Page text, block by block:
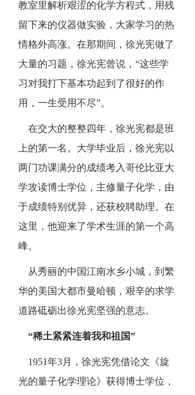
教室里解析艰涩的化学方程式，用残
留下来的仪器做实验，大家学习的热
情格外高涨。在那期间，徐光宪做了
大量的习题，徐光宪曾说，“这些学
习对我打下基本功起到了很好的作
用，一生受用不尽”。
在交大的整整四年，徐光宪都是班
上的第一名。大学毕业后，徐光宪以
两门功课满分的成绩考入哥伦比亚大
学攻读博士学位，主修量子化学，由
于成绩特别优异，还获校聘助理。在
这里，他迎来了学术生涯的第一个高
峰。
从秀丽的中国江南水乡小城，到繁
华的美国大都市曼哈顿，艰辛的求学
道路砥砺出徐光宪坚强的意志。
“稀土紧紧连着我和祖国”
1951年3月，徐光宪凭借论文《旋
光的量子化学理论》获得博士学位，